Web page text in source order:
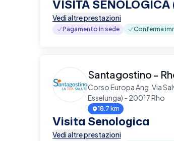
VISITA
Vedi altre prestazioni
Pagamento in sede Conferma
Santagostino -
Corso Europa Ang. Via
Esselunga) - 20017 Rho
18.7 km
Visita Senologica
Vedi altre prestazioni